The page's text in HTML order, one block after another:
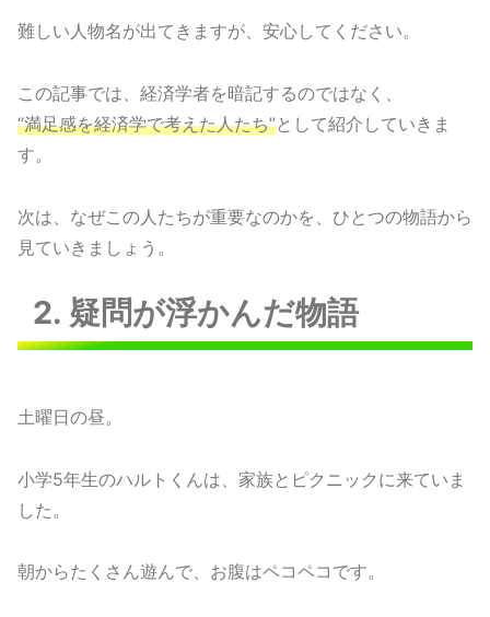
難しい人物名が出てきますが、安心してください。
この記事では、経済学者を暗記するのではなく、
“満足感を経済学で考えた人たち”として紹介していきま
す。
次は、なぜこの人たちが重要なのかを、ひとつの物語から
見ていきましょう。
2. 疑問が浮かんだ物語
土曜日の昼。
小学5年生のハルトくんは、家族とピクニックに来ていま
した。
朝からたくさん遊んで、お腹はペコペコです。